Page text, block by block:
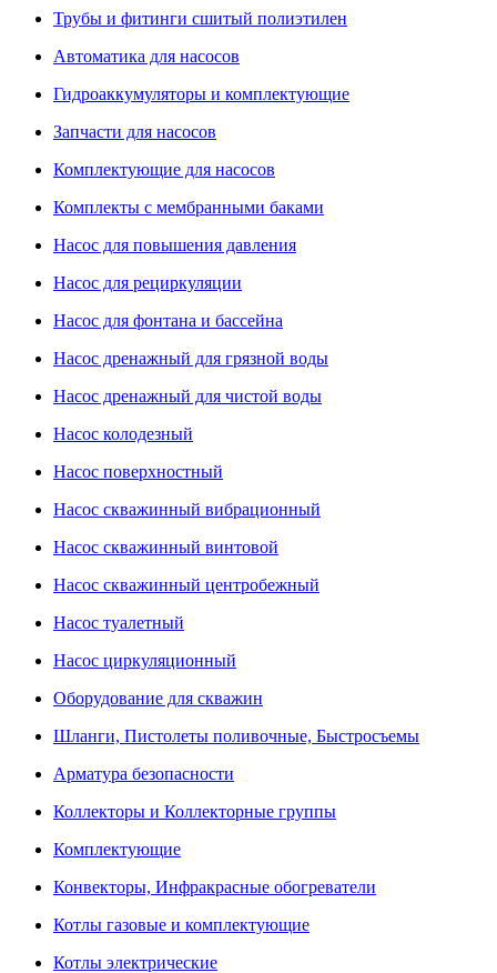
Трубы и фитинги сшитый полиэтилен
Автоматика для насосов
Гидроаккумуляторы и комплектующие
Запчасти для насосов
Комплектующие для насосов
Комплекты с мембранными баками
Насос для повышения давления
Насос для рециркуляции
Насос для фонтана и бассейна
Насос дренажный для грязной воды
Насос дренажный для чистой воды
Насос колодезный
Насос поверхностный
Насос скважинный вибрационный
Насос скважинный винтовой
Насос скважинный центробежный
Насос туалетный
Насос циркуляционный
Оборудование для скважин
Шланги, Пистолеты поливочные, Быстросъемы
Арматура безопасности
Коллекторы и Коллекторные группы
Комплектующие
Конвекторы, Инфракрасные обогреватели
Котлы газовые и комплектующие
Котлы электрические